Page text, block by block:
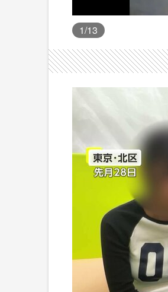
1/13